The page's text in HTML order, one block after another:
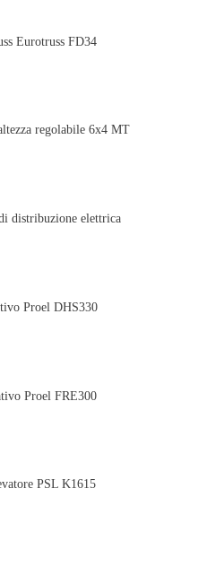
Eurotruss FD34
regolabile 6x4 MT
distribuzione elettrica
Proel DHS330
Proel FRE300
PSL K1615